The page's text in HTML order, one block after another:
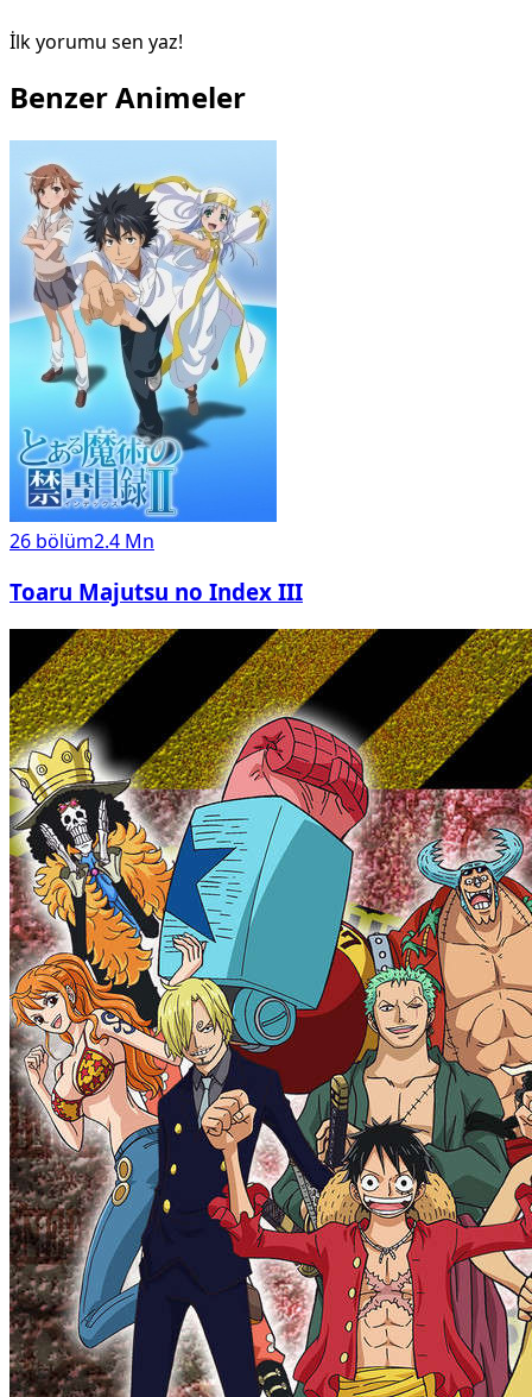
İlk yorumu sen yaz!
Benzer Animeler
26 bölüm2.4 Mn
Toaru Majutsu no Index III